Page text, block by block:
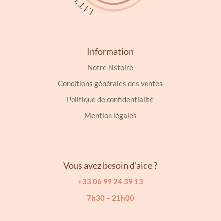
Information
Notre histoire
Conditions générales des ventes
Politique de confidentialité
Mention légales
Vous avez besoin d’aide ?
+33 06 99 24 39 13
7h30 – 21h00